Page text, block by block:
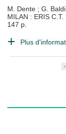
M. Dente ; G. Baldi
MILAN : ERIS C.T.
147 p.
Plus